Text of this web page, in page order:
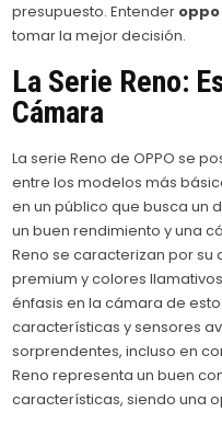
presupuesto. Entender
tomar la mejor decisión.
La Serie Reno:
Cámara
La serie Reno de OPPO se
entre los modelos más
en un público que busca un
un buen rendimiento y una
Reno se caracterizan por
premium y colores
énfasis en la cámara de
características y sensores
sorprendentes, incluso en
Reno representa un buen
características, siendo una